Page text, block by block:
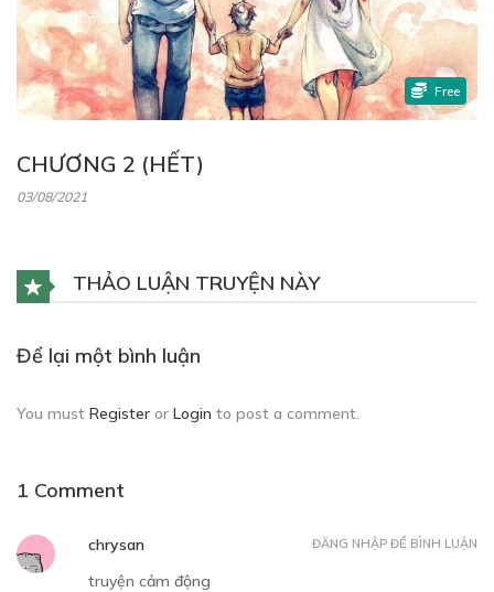
CHƯƠNG 2 (HẾT)
03/08/2021
Free
THẢO LUẬN TRUYỆN NÀY
Để lại một bình luận
You must Register or Login to post a comment.
1 Comment
chrysan
truyện cảm động
ĐĂNG NHẬP ĐỂ BÌNH LUẬN